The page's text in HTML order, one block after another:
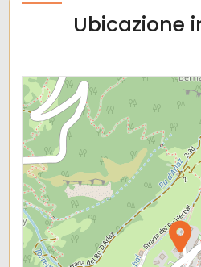
Ubicazione
Arredato
Nuova costruzione
Lusso